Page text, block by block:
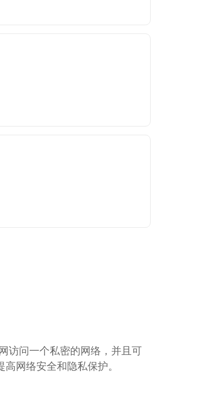
访问一个私密的网络，并且可
网络安全和隐私保护。